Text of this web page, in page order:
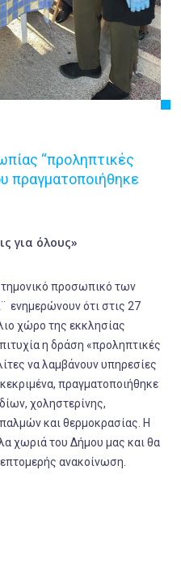
“προληπτικές
πραγματοποιήθηκε
για όλους»
προσωπικό των
ενημερώνουν ότι στις 27
χώρο της εκκλησίας
η δράση «προληπτικές
να λαμβάνουν υπηρεσίες
πραγματοποιήθηκε
χοληστερίνης,
και θερμοκρασίας. Η
χωριά του Δήμου μας και θα
ανακοίνωση.